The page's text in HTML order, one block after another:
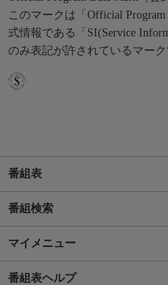
このマークは「Official
式情報である「SI(Service
のみ表記が許されているマーク
番組表
番組検索
マイメニュー
番組表ヘルプ